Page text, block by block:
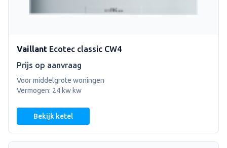
Vaillant Ecotec classic CW4
Prijs op aanvraag
Voor middelgrote woningen
Vermogen: 24 kw kw
Bekijk ketel